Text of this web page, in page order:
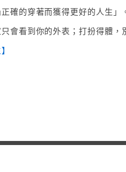
確的穿著而獲得更好的人生」
會看到你的外表；打扮得體，